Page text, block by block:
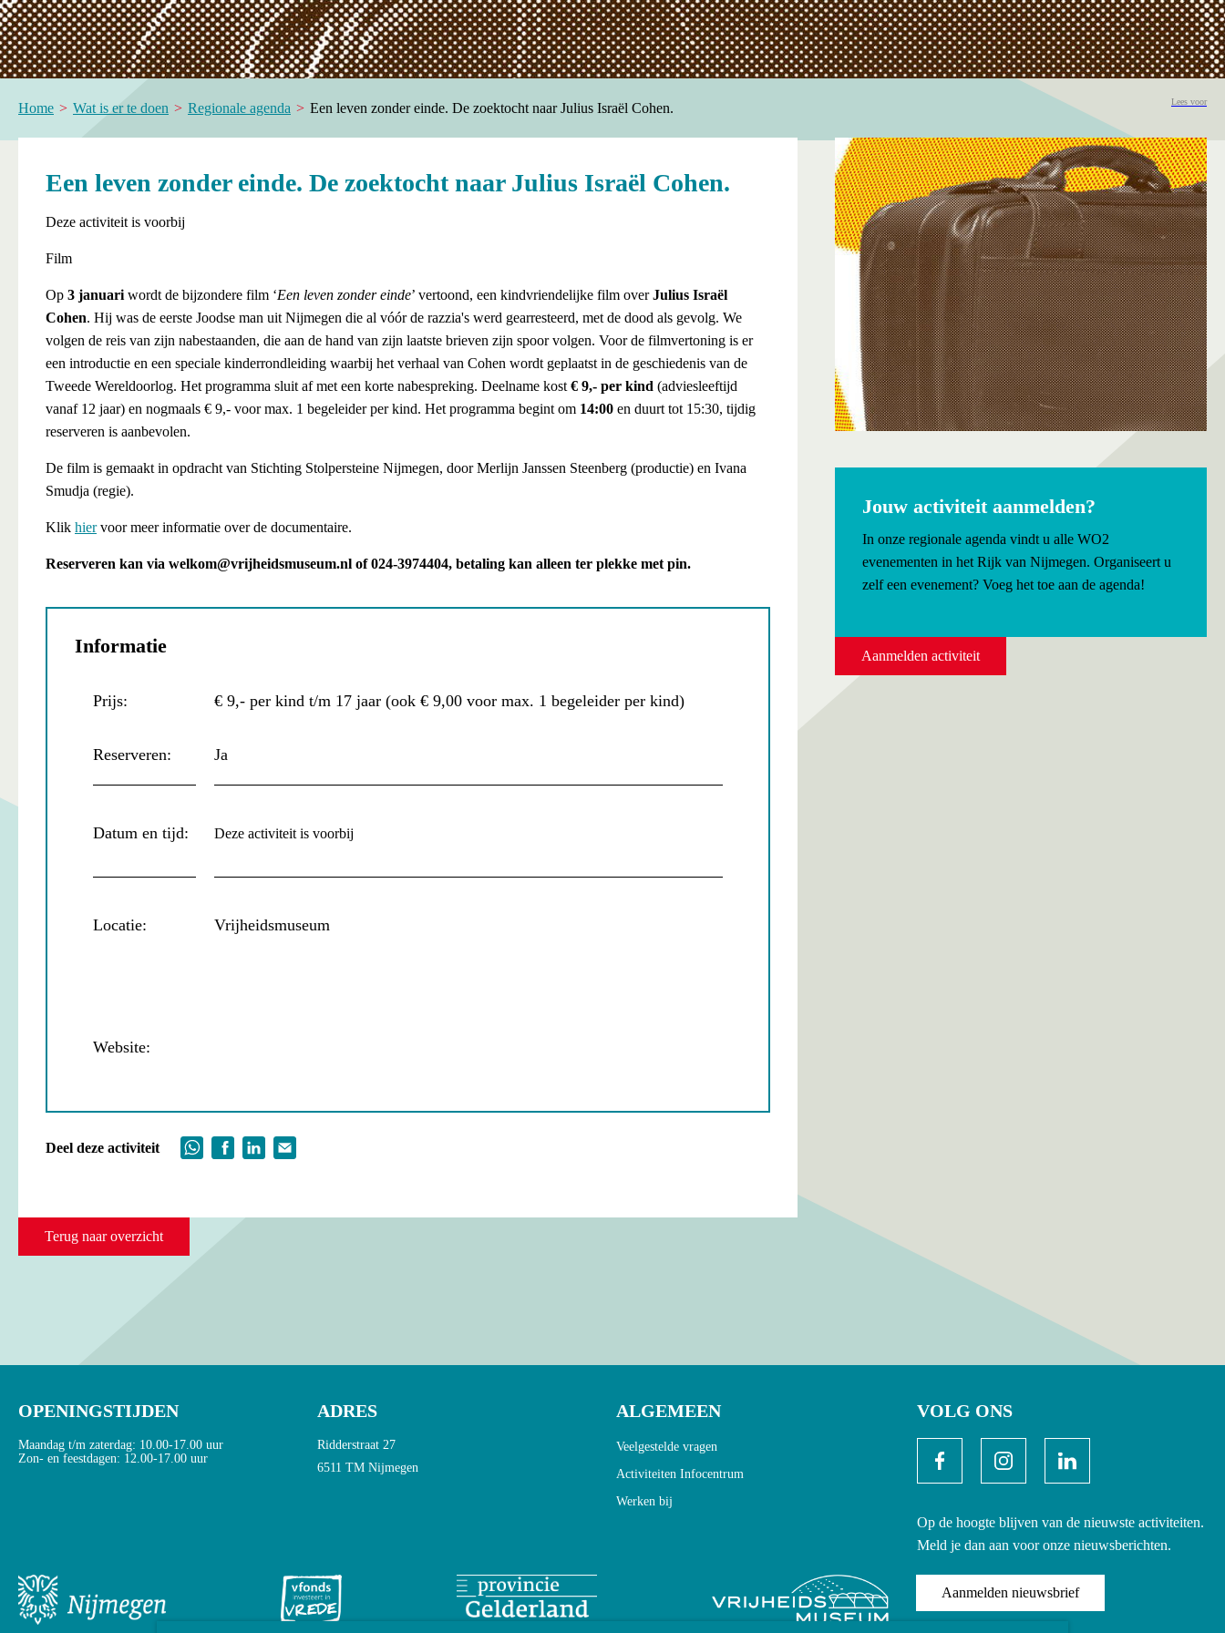
Home Wat is er te doen Regionale agenda Een leven zonder einde. De zoektocht naar Julius Israël Cohen. Lees voor
Een leven zonder einde. De zoektocht naar Julius Israël Cohen.
Deze activiteit is voorbij
Film
Op 3 januari wordt de bijzondere film ‘Een leven zonder einde’ vertoond, een kindvriendelijke film overJulius Israël
Cohen. Hij was de eerste Joodse man uit Nijmegen die al vóór de razzia's werd gearresteerd, met de dood als gevolg. We
volgen de reis van zijn nabestaanden, die aan de hand van zijn laatste brieven zijn spoor volgen. Voor de filmvertoning is er
een introductie en een speciale kinderrondleiding waarbij het verhaal van Cohen wordt geplaatst in de geschiedenis van de
Tweede Wereldoorlog. Het programma sluit af met een korte nabespreking. Deelname kost € 9,- per kind (adviesleeftijd
vanaf 12 jaar) en nogmaals € 9,- voor max. 1 begeleider per kind. Het programma begint om 14:00 en duurt tot 15:30, tijdig
reserveren is aanbevolen.
De film is gemaakt in opdracht van Stichting Stolpersteine Nijmegen, door Merlijn Janssen Steenberg (productie) en Ivana
Smudja (regie).
Klik hiervoor meer informatie over de documentaire.
Reserveren kan via welkom@vrijheidsmuseum.nl of 024-3974404, betaling kan alleen ter plekke met pin.
Informatie
Prijs: € 9,- per kind t/m 17 jaar (ook € 9,00 voor max. 1 begeleider per kind)
Reserveren: Ja
Datum en tijd: Deze activiteit is voorbij
Locatie: Vrijheidsmuseum
Website:
Deel deze activiteit
Terug naar overzicht
Jouw activiteit aanmelden?
In onze regionale agenda vindt u alle WO2
evenementen in het Rijk van Nijmegen. Organiseert u
zelf een evenement? Voeg het toe aan de agenda!
Aanmelden activiteit
OPENINGSTIJDEN
Maandag t/m zaterdag: 10.00-17.00 uur
Zon- en feestdagen: 12.00-17.00 uur
ADRES
Ridderstraat 27
6511 TM Nijmegen
ALGEMEEN
Veelgestelde vragen
Activiteiten Infocentrum
Werken bij
VOLG ONS
Op de hoogte blijven van de nieuwste activiteiten.
Meld je dan aan voor onze nieuwsberichten.
Aanmelden nieuwsbrief